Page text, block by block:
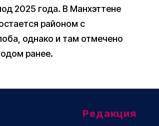
2025 года. В Манхэттене
районом с
однако и там отмечено
ранее.
Редакция